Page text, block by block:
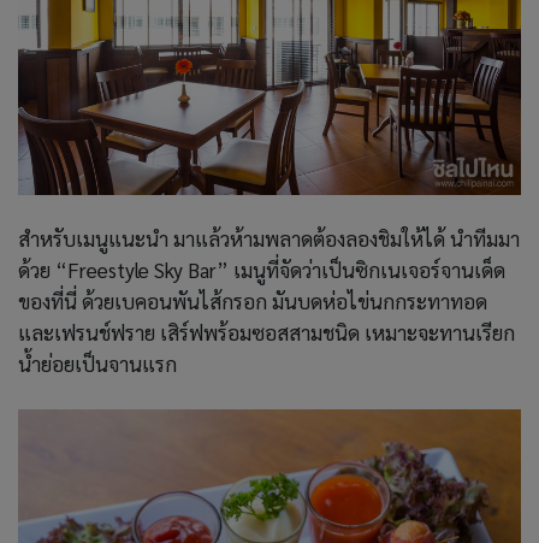
สำหรับเมนูแนะนำ มาแล้วห้ามพลาดต้องลองชิมให้ได้ นำทีมมา
ด้วย “Freestyle Sky Bar” เมนูที่จัดว่าเป็นซิกเนเจอร์จานเด็ด
ของที่นี่ ด้วยเบคอนพันไส้กรอก มันบดห่อไข่นกกระทาทอด
และเฟรนช์ฟราย เสิร์ฟพร้อมซอสสามชนิด เหมาะจะทานเรียก
น้ำย่อยเป็นจานแรก